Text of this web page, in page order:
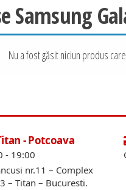
Samsung
Nu a fost găsit niciun produs
- Potcoava
- 19:00
nr.11 – Complex
– Titan – Bucuresti.